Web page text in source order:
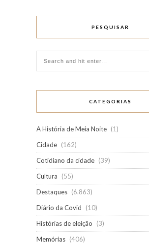
PESQUISAR
CATEGORIAS
A História de Meia Noite (1)
Cidade (162)
Cotidiano da cidade (39)
Cultura
(55)
Destaques (6.863)
Diário da Covid
(10)
Histórias de eleição
(3)
Memórias (406)